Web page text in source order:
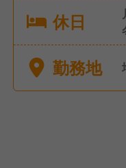
休日
勤務地